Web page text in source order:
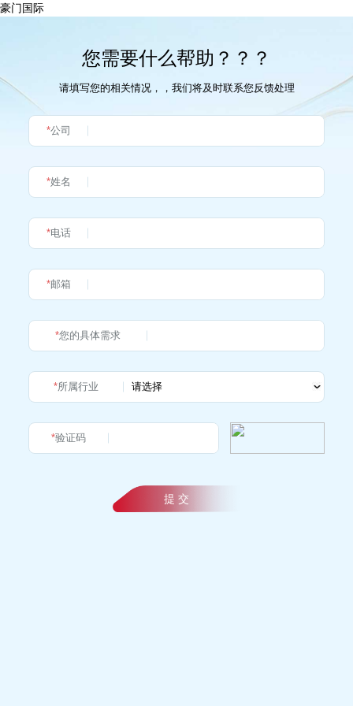
豪门国际
您需要什么帮助？？？
请填写您的相关情况，，我们将及时联系您反馈处理
*公司
*姓名
*电话
*邮箱
*您的具体需求
*所属行业
*验证码
提 交